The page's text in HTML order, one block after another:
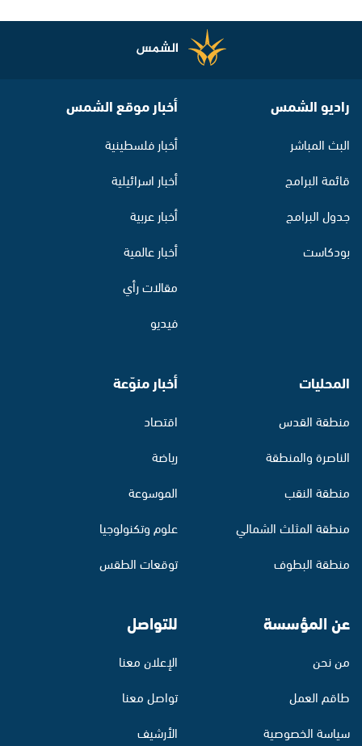
راديو الشمس
البث المباشر
قائمة البرامج
جدول البرامج
بودكاست
أخبار موقع الشمس
أخبار فلسطينية
أخبار اسرائيلية
أخبار عربية
أخبار عالمية
مقالات رأي
فيديو
المحليات
منطقة القدس
الناصرة والمنطقة
منطقة النقب
منطقة المثلث الشمالي
منطقة البطوف
أخبار منوّعة
اقتصاد
رياضة
الموسوعة
علوم وتكنولوجيا
توقعات الطقس
عن المؤسسة
من نحن
طاقم العمل
سياسة الخصوصية
للتواصل
الإعلان معنا
تواصل معنا
الأرشيف